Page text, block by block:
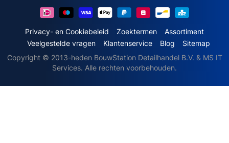
o
z
Privacy- en Cookiebeleid Zoektermen
Assortiment
Veelgestelde vragen
Klantenservice Blog
Sitemap
Copyright © 2013-heden BouwStation Detailhandel B.V. & MS IT
Services. Alle rechten voorbehouden.